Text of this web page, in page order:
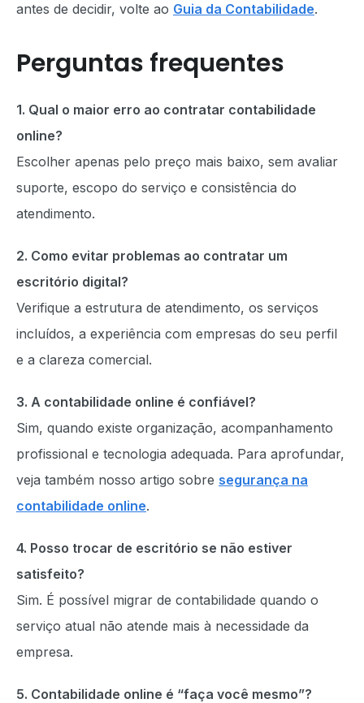
antes de decidir, volte ao Guia da Contabilidade.
Perguntas frequentes
1. Qual o maior erro ao contratar contabilidade
online?
Escolher apenas pelo preço mais baixo, sem avaliar
suporte, escopo do serviço e consistência do
atendimento.
2. Como evitar problemas ao contratar um
escritório digital?
Verifique a estrutura de atendimento, os serviços
incluídos, a experiência com empresas do seu perfil
e a clareza comercial.
3. A contabilidade online é confiável?
Sim, quando existe organização, acompanhamento
profissional e tecnologia adequada. Para aprofundar,
veja também nosso artigo sobre segurança na
contabilidade online.
4. Posso trocar de escritório se não estiver
satisfeito?
Sim. É possível migrar de contabilidade quando o
serviço atual não atende mais à necessidade da
empresa.
5. Contabilidade online é “faça você mesmo”?